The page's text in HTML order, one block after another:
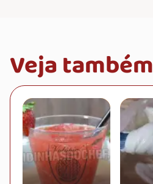
Veja também